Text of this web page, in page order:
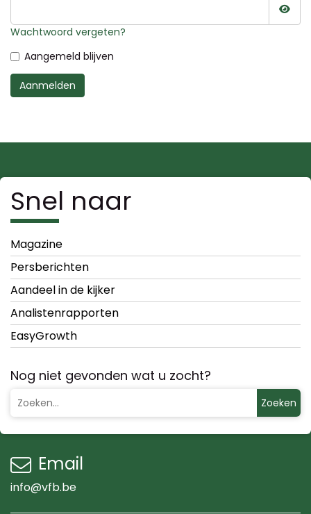
Wachtwoord vergeten?
Aangemeld blijven
Aanmelden
Snel naar
Magazine
Persberichten
Aandeel in de kijker
Analistenrapporten
EasyGrowth
Nog niet gevonden wat u zocht?
Zoeken
Email
info@vfb.be